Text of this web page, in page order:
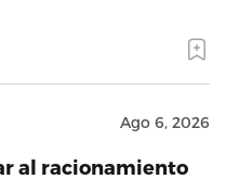
Ago 6, 2026
al racionamiento